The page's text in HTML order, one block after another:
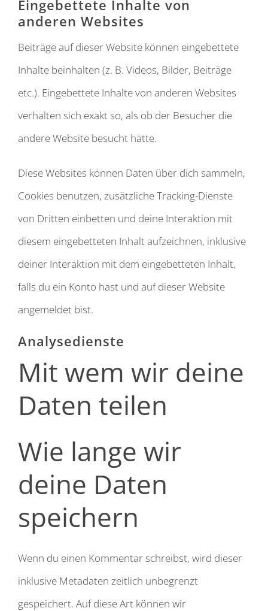
Eingebettete Inhalte von
anderen Websites
Beiträge auf dieser Website können eingebettete
Inhalte beinhalten (z. B. Videos, Bilder, Beiträge
etc.). Eingebettete Inhalte von anderen Websites
verhalten sich exakt so, als ob der Besucher die
andere Website besucht hätte.
Diese Websites können Daten über dich sammeln,
Cookies benutzen, zusätzliche Tracking-Dienste
von Dritten einbetten und deine Interaktion mit
diesem eingebetteten Inhalt aufzeichnen, inklusive
deiner Interaktion mit dem eingebetteten Inhalt,
falls du ein Konto hast und auf dieser Website
angemeldet bist.
Analysedienste
Mit wem wir deine
Daten teilen
Wie lange wir
deine Daten
speichern
Wenn du einen Kommentar schreibst, wird dieser
inklusive Metadaten zeitlich unbegrenzt
gespeichert. Auf diese Art können wir